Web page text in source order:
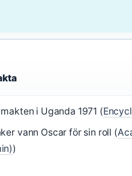
i Uganda 1971 (
vann Oscar för sin roll (
)